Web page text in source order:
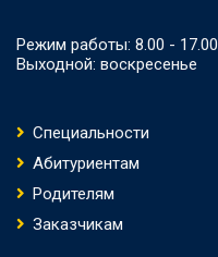
Режим работы: 8.00 - 17.00
Выходной: воскресенье
Специальности
Абитуриентам
Родителям
Заказчикам